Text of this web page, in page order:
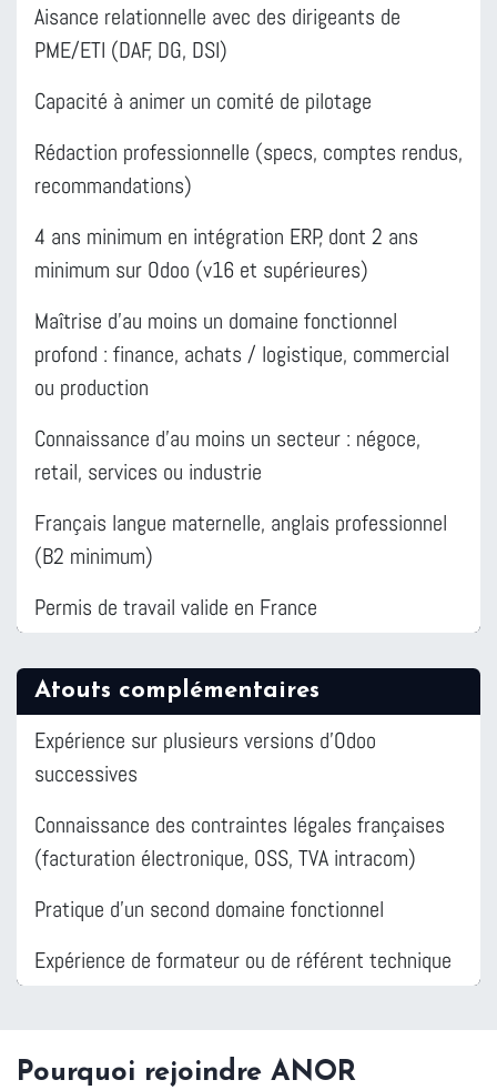
Aisance relationnelle avec des dirigeants de
PME/ETI (DAF, DG, DSI)
Capacité à animer un comité de pilotage
Rédaction professionnelle (specs, comptes rendus,
recommandations)
4 ans minimum en intégration ERP, dont 2 ans
minimum sur Odoo (v16 et supérieures)
Maîtrise d'au moins un domaine fonctionnel
profond : finance, achats / logistique, commercial
ou production
Connaissance d'au moins un secteur : négoce,
retail, services ou industrie
Français langue maternelle, anglais professionnel
(B2 minimum)
Permis de travail valide en France
Atouts complémentaires
Expérience sur plusieurs versions d'Odoo
successives
Connaissance des contraintes légales françaises
(facturation électronique, OSS, TVA intracom)
Pratique d'un second domaine fonctionnel
Expérience de formateur ou de référent technique
Pourquoi rejoindre ANOR